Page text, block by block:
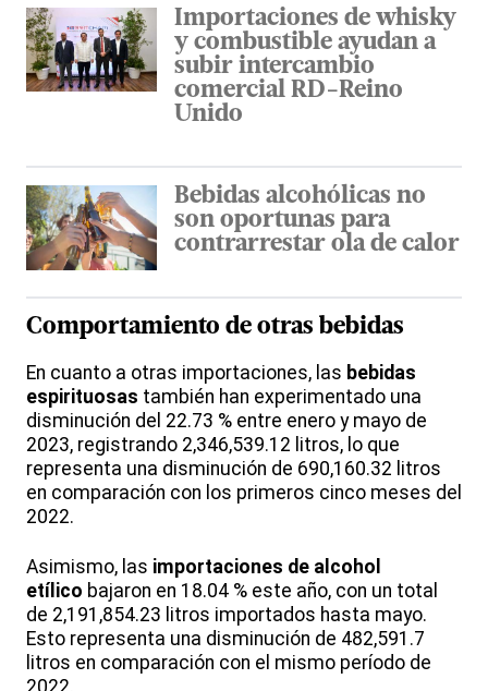
Importaciones de whisky
y combustible ayudan a
subir intercambio
comercial RD-Reino
Unido
Bebidas alcohólicas no
son oportunas para
contrarrestar ola de calor
Comportamiento de otras bebidas
En cuanto a otras importaciones, las bebidas
espirituosas también han experimentado una
disminución del 22.73 % entre enero y mayo de
2023, registrando 2,346,539.12 litros, lo que
representa una disminución de 690,160.32 litros
en comparación con los primeros cinco meses del
2022.
Asimismo, las importaciones de alcohol
etílico bajaron en 18.04 % este año, con un total
de 2,191,854.23 litros importados hasta mayo.
Esto representa una disminución de 482,591.7
litros en comparación con el mismo período de
2022.